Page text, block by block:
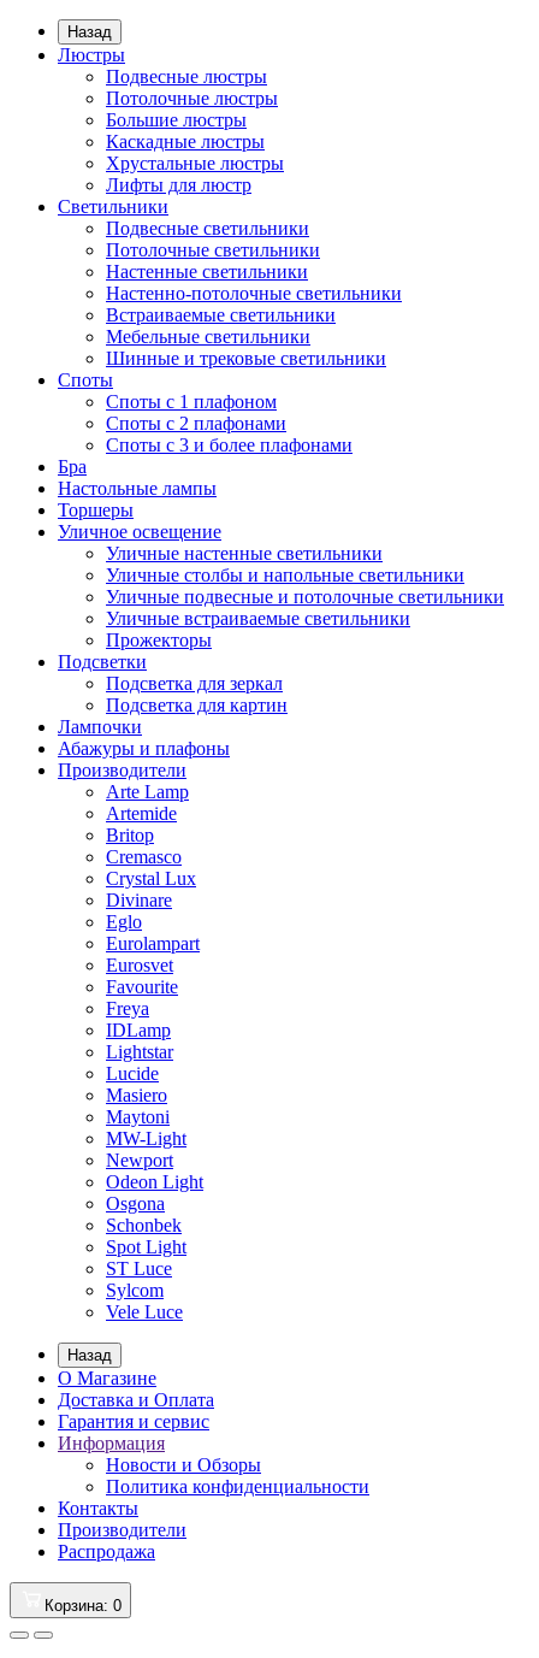
Назад
Люстры
Подвесные люстры
Потолочные люстры
Большие люстры
Каскадные люстры
Хрустальные люстры
Лифты для люстр
Светильники
Подвесные светильники
Потолочные светильники
Настенные светильники
Настенно-потолочные светильники
Встраиваемые светильники
Мебельные светильники
Шинные и трековые светильники
Споты
Споты с 1 плафоном
Споты с 2 плафонами
Споты с 3 и более плафонами
Бра
Настольные лампы
Торшеры
Уличное освещение
Уличные настенные светильники
Уличные столбы и напольные светильники
Уличные подвесные и потолочные светильники
Уличные встраиваемые светильники
Прожекторы
Подсветки
Подсветка для зеркал
Подсветка для картин
Лампочки
Абажуры и плафоны
Производители
Arte Lamp
Artemide
Britop
Cremasco
Crystal Lux
Divinare
Eglo
Eurolampart
Eurosvet
Favourite
Freya
IDLamp
Lightstar
Lucide
Masiero
Maytoni
MW-Light
Newport
Odeon Light
Osgona
Schonbek
Spot Light
ST Luce
Sylcom
Vele Luce
Назад
О Магазине
Доставка и Оплата
Гарантия и сервис
Информация
Новости и Обзоры
Политика конфиденциальности
Контакты
Производители
Распродажа
Корзина: 0